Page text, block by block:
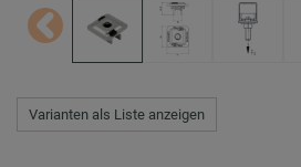
Varianten als Liste anzeigen